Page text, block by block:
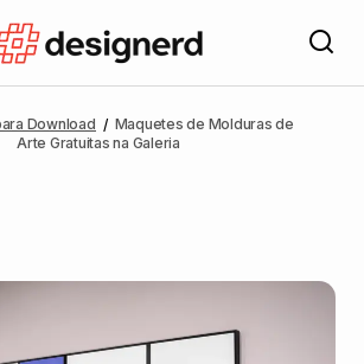
Download
Maquetes de Molduras de
Arte Gratuitas na Galeria